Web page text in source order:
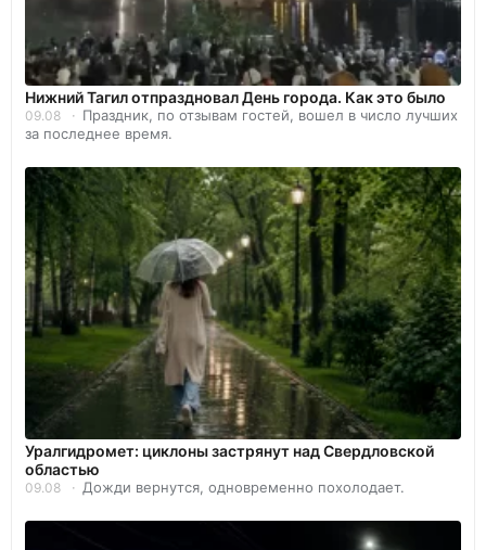
Нижний Тагил отпраздновал День города. Как это было
09.08
Праздник, по отзывам гостей, вошел в число лучших
за последнее время.
Уралгидромет: циклоны застрянут над Свердловской
областью
09.08 Дожди вернутся, одновременно похолодает.